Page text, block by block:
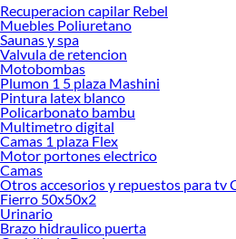
Desde remodelaciones hasta proyectos de
tus ideas realidad. ¡Visítanos y encuentra todo
Muebles!
Explora la variedad de productos de
Herramientas, materiales y accesorios de
renovación de espacios. ¡Visítanos y descubre
ofrecerte!
Encuentra una amplia variedad de productos
Encuentra todo lo necesario para tus
¡Visítanos y haz tus ideas realidad!
Recuperacion capilar Rebel
Muebles Poliuretano
Saunas y spa
Valvula de retencion
Motobombas
Plumon 1 5 plaza Mashini
Pintura latex blanco
Policarbonato bambu
Multimetro digital
Camas 1 plaza Flex
Motor portones electrico
Camas
Otros accesorios y repuestos para tv
Fierro 50x50x2
Urinario
Brazo hidraulico puerta